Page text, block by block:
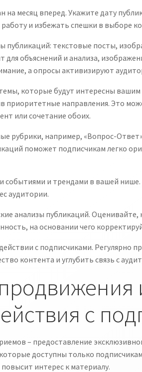
на месяц вперед. Укажите дату
и избежать спешки в выборе
публикаций: текстовые посты,
для объяснений и анализа,
а опросы активизируют
которые будут интересны вашим
приоритетные направления. Это
или сочетание обоих.
рубрики, например, «Вопрос-
поможет подписчикам легко
событиями и трендами в вашей
аудитории.
анализы публикаций.
на основании чего
с подписчиками. Регулярно
контента и углубить связь с
с
– предоставление
доступны только
интерес к материалу.